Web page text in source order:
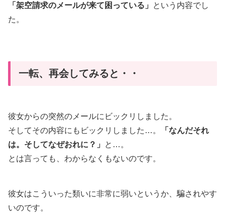
「架空請求のメールが来て困っている」
という内容でし
た。
一転、再会してみると・・
彼女からの突然のメールにビックリしました。
そしてその内容にもビックリしました…。
「なんだそれ
は。そしてなぜおれに？」
と…。
とは言っても、わからなくもないのです。
彼女はこういった類いに非常に弱いというか、騙されやす
いのです。